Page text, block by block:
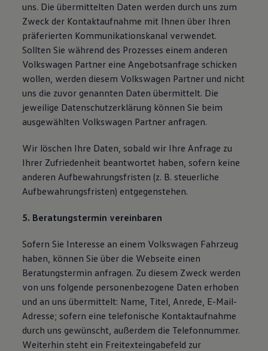
uns. Die übermittelten Daten werden durch uns zum
Zweck der Kontaktaufnahme mit Ihnen über Ihren
präferierten Kommunikationskanal verwendet.
Sollten Sie während des Prozesses einem anderen
Volkswagen Partner eine Angebotsanfrage schicken
wollen, werden diesem Volkswagen Partner und nicht
uns die zuvor genannten Daten übermittelt. Die
jeweilige Datenschutzerklärung können Sie beim
ausgewählten Volkswagen Partner anfragen.
Wir löschen Ihre Daten, sobald wir Ihre Anfrage zu
Ihrer Zufriedenheit beantwortet haben, sofern keine
anderen Aufbewahrungsfristen (z. B. steuerliche
Aufbewahrungsfristen) entgegenstehen.
5. Beratungstermin vereinbaren
Sofern Sie Interesse an einem Volkswagen Fahrzeug
haben, können Sie über die Webseite einen
Beratungstermin anfragen. Zu diesem Zweck werden
von uns folgende personenbezogene Daten erhoben
und an uns übermittelt: Name, Titel, Anrede, E-Mail-
Adresse; sofern eine telefonische Kontaktaufnahme
durch uns gewünscht, außerdem die Telefonnummer.
Weiterhin steht ein Freitexteingabefeld zur